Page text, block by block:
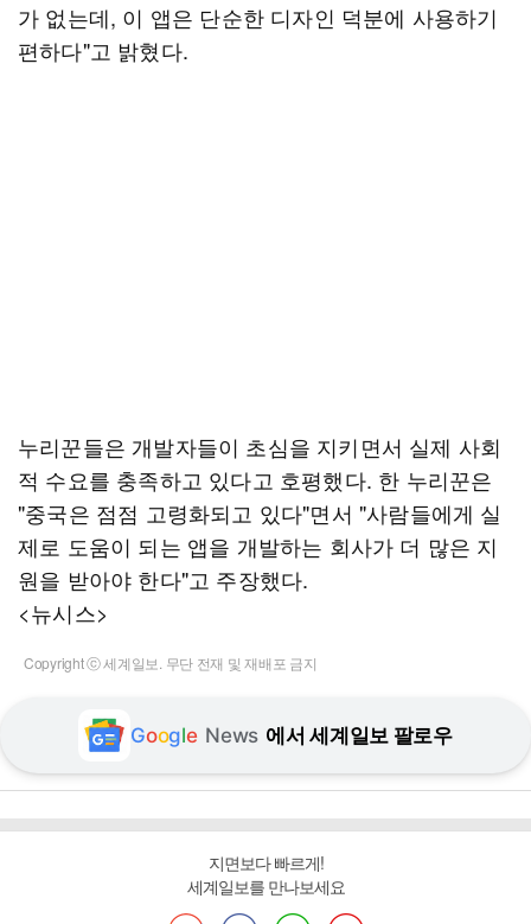
가 없는데, 이 앱은 단순한 디자인 덕분에 사용하기
편하다"고 밝혔다.
누리꾼들은 개발자들이 초심을 지키면서 실제 사회
적 수요를 충족하고 있다고 호평했다. 한 누리꾼은
"중국은 점점 고령화되고 있다"면서 "사람들에게 실
제로 도움이 되는 앱을 개발하는 회사가 더 많은 지
원을 받아야 한다"고 주장했다.
<뉴시스>
Copyright ⓒ 세계일보. 무단 전재 및 재배포 금지
Google News 에서 세계일보 팔로우
지면보다 빠르게!
세계일보를 만나보세요